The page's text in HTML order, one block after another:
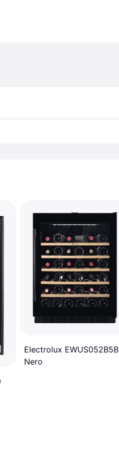
Electrolux EWUS052B5B
Nero